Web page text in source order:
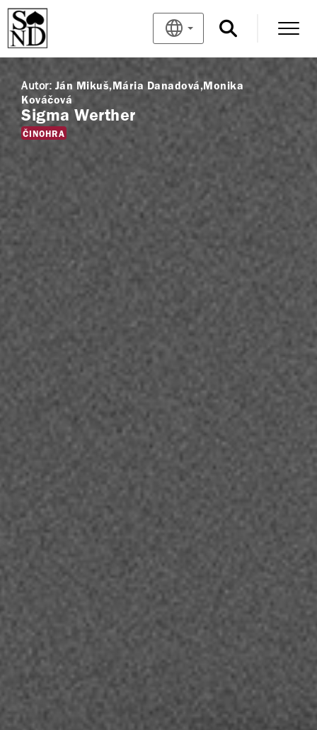
Autor: Ján Mikuš Mária Danadová
Monika
Kováčová
Sigma Werther
ČINOHRA